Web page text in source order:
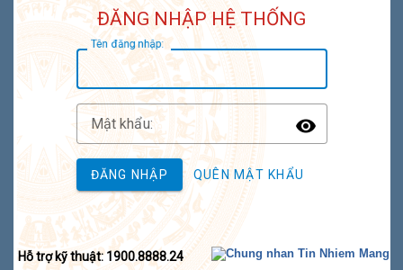
ĐĂNG NHẬP HỆ THỐNG
Tên đăng nhập:
Mật khẩu:
Toggle
ĐĂNG NHẬP QUÊN MẬT KHẨU
Hỗ trợ kỹ thuật: 1900.8888.24